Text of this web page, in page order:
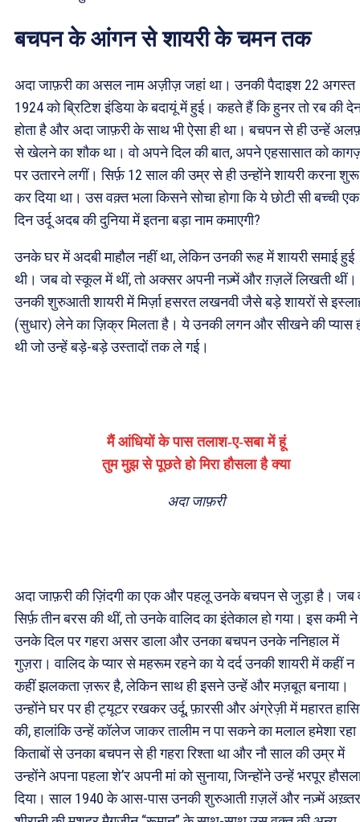
बचपन के आंगन से शायरी के चमन तक
अदा जाफ़री का असल नाम अज़ीज़ जहां था। उनकी पैदाइश 22 अगस्त
1924 को ब्रिटिश इंडिया के बदायूं में हुई। कहते हैं कि हुनर तो रब की
होता है और अदा जाफ़री के साथ भी ऐसा ही था। बचपन से ही उन्हें
से खेलने का शौक था। वो अपने दिल की बात, अपने एहसासात को
पर उतारने लगीं। सिर्फ़ 12 साल की उम्र से ही उन्होंने शायरी करना शुरू
कर दिया था। उस वक़्त भला किसने सोचा होगा कि ये छोटी सी बच्ची एक
दिन उर्दू अदब की दुनिया में इतना बड़ा नाम कमाएगी?
उनके घर में अदबी माहौल नहीं था, लेकिन उनकी रूह में शायरी समाई हुई
थी। जब वो स्कूल में थीं, तो अक्सर अपनी नज़्में और ग़ज़लें लिखती थीं।
उनकी शुरुआती शायरी में मिर्ज़ा हसरत लखनवी जैसे बड़े शायरों से
(सुधार) लेने का ज़िक्र मिलता है। ये उनकी लगन और सीखने की प्यास
थी जो उन्हें बड़े-बड़े उस्तादों तक ले गई।
मैं आंधियों के पास तलाश-ए-सबा में हूं
तुम मुझ से पूछते हो मिरा हौसला है क्या
अदा जाफ़री
अदा जाफ़री की ज़िंदगी का एक और पहलू उनके बचपन से जुड़ा है। जब
सिर्फ़ तीन बरस की थीं, तो उनके वालिद का इंतेकाल हो गया। इस कमी ने
उनके दिल पर गहरा असर डाला और उनका बचपन उनके ननिहाल में
गुज़रा। वालिद के प्यार से महरूम रहने का ये दर्द उनकी शायरी में कहीं न
कहीं झलकता ज़रूर है, लेकिन साथ ही इसने उन्हें और मज़बूत बनाया।
उन्होंने घर पर ही ट्यूटर रखकर उर्दू, फ़ारसी और अंग्रेज़ी में महारत
की, हालांकि उन्हें कॉलेज जाकर तालीम न पा सकने का मलाल हमेशा
किताबों से उनका बचपन से ही गहरा रिश्ता था और नौ साल की उम्र में
उन्होंने अपना पहला शे’र अपनी मां को सुनाया, जिन्होंने उन्हें भरपूर
दिया। साल 1940 के आस-पास उनकी शुरुआती ग़ज़लें और नज़्में अख़्तर